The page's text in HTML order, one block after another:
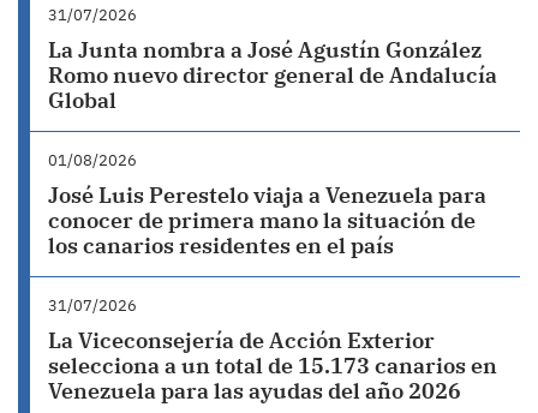
31/07/2026
La Junta nombra a José Agustín González
Romo nuevo director general de Andalucía
Global
01/08/2026
José Luis Perestelo viaja a Venezuela para
conocer de primera mano la situación de
los canarios residentes en el país
31/07/2026
La Viceconsejería de Acción Exterior
selecciona a un total de 15.173 canarios en
Venezuela para las ayudas del año 2026